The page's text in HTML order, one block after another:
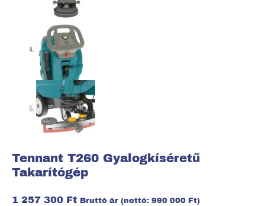
Tennant T260 Gyalogkíséretű
Takarítógép
1 257 300 Ft Bruttó ár (nettó: 990 000 Ft)